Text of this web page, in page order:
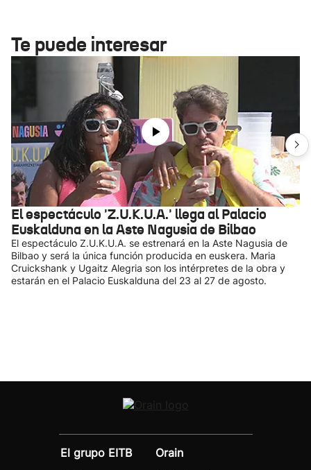
Te puede interesar
El espectáculo 'Z.U.K.U.A.' llega al Palacio
Euskalduna en la Aste Nagusia de Bilbao
El espectáculo Z.U.K.U.A. se estrenará en la Aste Nagusia de
Bilbao y será la única función producida en euskera. Maria
Cruickshank y Ugaitz Alegria son los intérpretes de la obra y
estarán en el Palacio Euskalduna del 23 al 27 de agosto.
El grupo EITB
Orain